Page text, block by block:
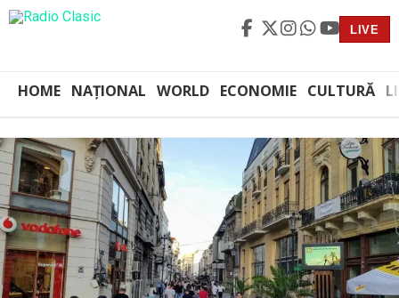
LIVE
HOME NAȚIONAL WORLD ECONOMIE CULTURĂ